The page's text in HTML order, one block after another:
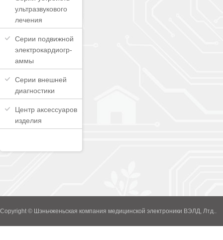
ультразвукового
лечения
Серии подвижной
электрокардиогр-
аммы
Серии внешней
диагностики
Центр аксессуаров
изделия
Copyright © Шэньчженьская компания медицинской электроники ВЭЛД, Лтд..